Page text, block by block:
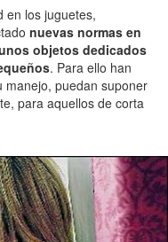
en los juguetes,
nuevas normas en
objetos dedicados
. Para ello han
puedan suponer
para aquellos de corta